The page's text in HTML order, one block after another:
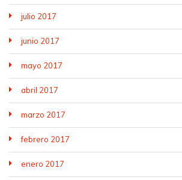
julio 2017
junio 2017
mayo 2017
abril 2017
marzo 2017
febrero 2017
enero 2017